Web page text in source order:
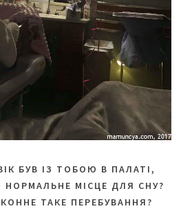
БУВ ІЗ ТОБОЮ В ПАЛАТІ,
МІСЦЕ ДЛЯ СНУ?
ТАКЕ ПЕРЕБУВАННЯ?